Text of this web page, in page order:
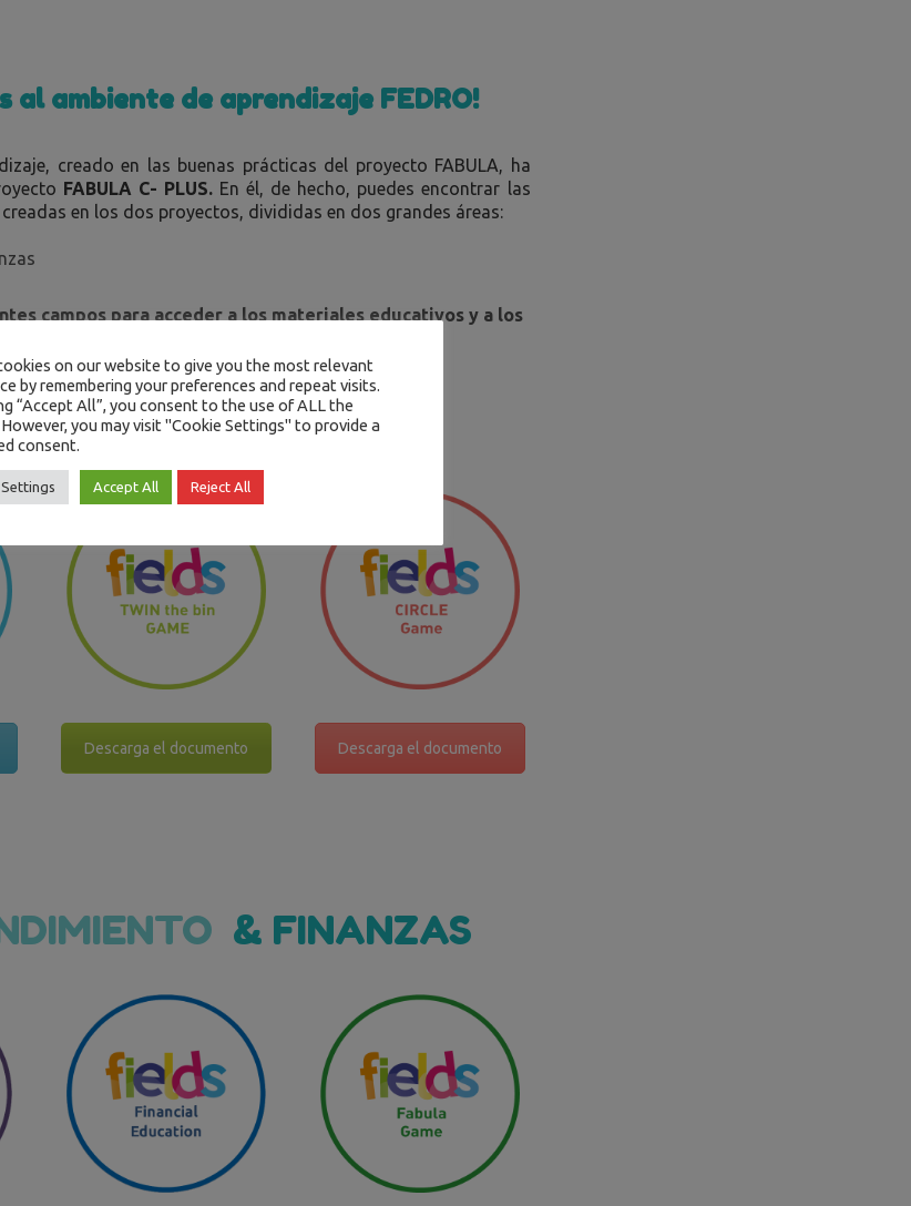
al ambiente de aprendizaje FEDRO!
creado en las buenas prácticas del proyecto FABULA, ha
FABULA C- PLUS. En él, de hecho, puedes encontrar las
en los dos proyectos, divididas en dos grandes áreas:
campos para acceder a los materiales educativos y a los
CIRCULAR
Descarga el documento Descarga el documento
& FINANZAS
on our website to give you the most relevant
by remembering your preferences and repeat visits.
“Accept All”, you consent to the use of ALL the
you may visit "Cookie Settings" to provide a
consent.
Accept All Reject All